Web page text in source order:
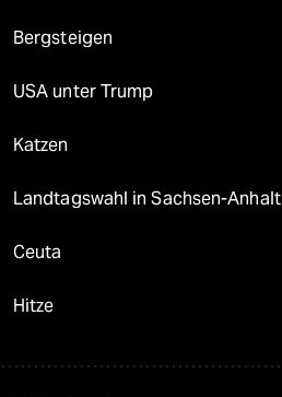
Bergsteigen
USA unter Trump
Katzen
Landtagswahl in Sachsen-Anhalt
Ceuta
Hitze